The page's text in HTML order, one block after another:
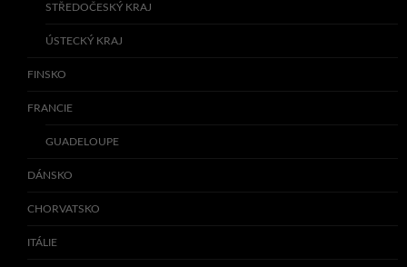
STŘEDOČESKÝ KRAJ
ÚSTECKÝ KRAJ
FINSKO
FRANCIE
GUADELOUPE
DÁNSKO
CHORVATSKO
ITÁLIE